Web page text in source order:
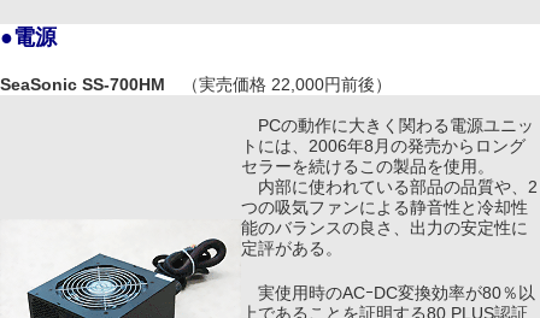
●電源
SeaSonic SS-700HM （実売価格 22,000円前後）
PCの動作に大きく関わる電源ユニッ
トには、2006年8月の発売からロング
セラーを続けるこの製品を使用。
内部に使われている部品の品質や、2
つの吸気ファンによる静音性と冷却性
能のバランスの良さ、出力の安定性に
定評がある。
実使用時のACｰDC変換効率が80％以
上であることを証明する80 PLUS認証